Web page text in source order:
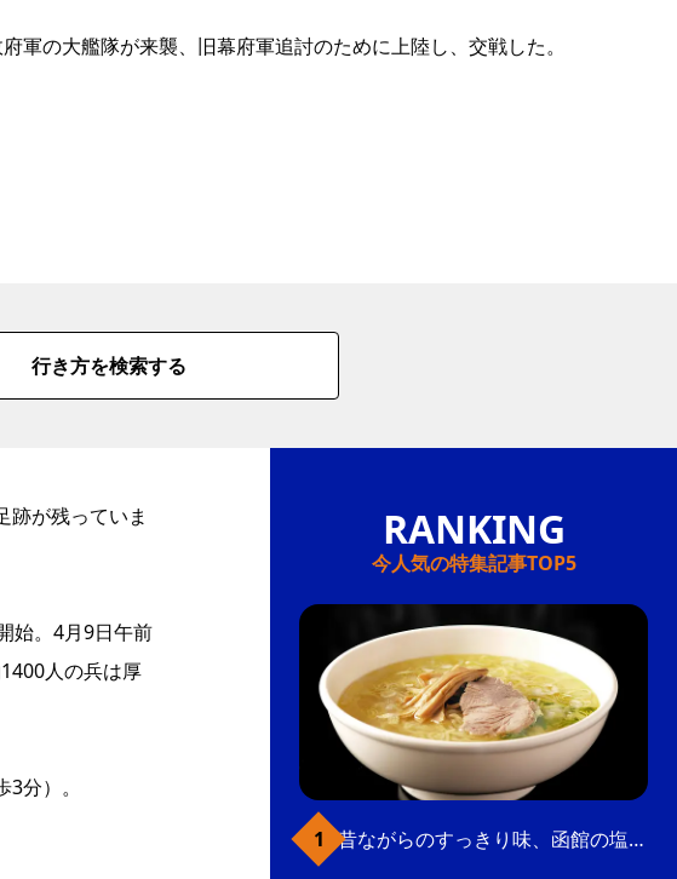
の大艦隊が来襲、旧幕府軍追討のために上陸し、交戦した。
行き方を検索する
跡が残っていま
始。4月9日午前
人の兵は厚
分）。
今人気の特集記事TOP5
昔ながらのすっきり味、函館の塩ラーメン